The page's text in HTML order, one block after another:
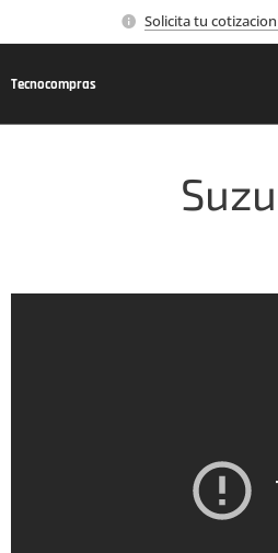
Solicita tu
Tecnocompras